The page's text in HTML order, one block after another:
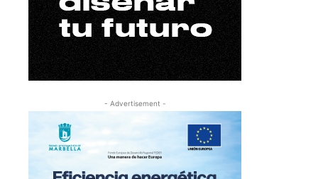
- Advertisement -